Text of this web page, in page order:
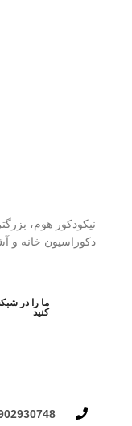
نیکودکور هوم،
دکوراسیون خانه و
ما را در
کنید